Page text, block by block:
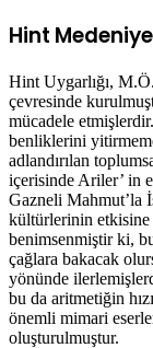
Hint
Hint Uygarlığı,
çevresinde
mücadele
benliklerini
adlandırılan
içerisinde Ariler’ in
Gazneli Mahmut’la
kültürlerinin etkisine
benimsenmiştir ki,
çağlara bakacak
yönünde
bu da aritmetiğin
önemli mimari
oluşturulmuştur.